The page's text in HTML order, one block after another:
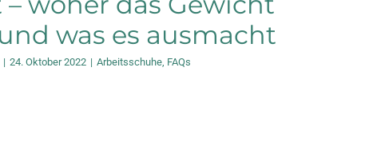
was es ausmacht
| 24. Oktober 2022 | Arbeitsschuhe FAQs